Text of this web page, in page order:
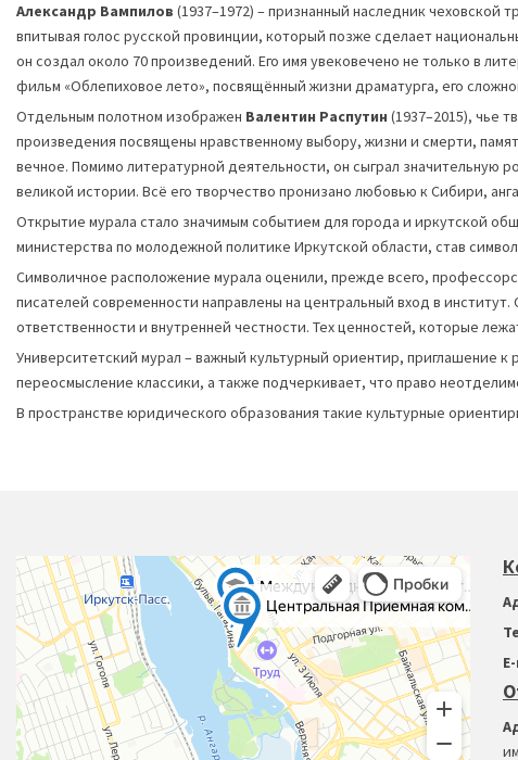
Александр Вампилов (1937–1972) – признанный наследник чеховской
впитывая голос русской провинции, который позже сделает
он создал около 70 произведений. Его имя увековечено не только в
фильм «Облепиховое лето», посвящённый жизни драматурга, его
Отдельным полотном изображен Валентин Распутин (1937–2015), чье
произведения посвящены нравственному выбору, жизни и смерти,
вечное. Помимо литературной деятельности, он сыграл значительную
великой истории. Всё его творчество пронизано любовью к Сибири,
Открытие мурала стало значимым событием для города и иркутской
министерства по молодежной политике Иркутской области, став
Символичное расположение мурала оценили, прежде всего,
писателей современности направлены на центральный вход в
ответственности и внутренней честности. Тех ценностей, которые
Университетский мурал – важный культурный ориентир, приглашение
переосмысление классики, а также подчеркивает, что право
В пространстве юридического образования такие культурные